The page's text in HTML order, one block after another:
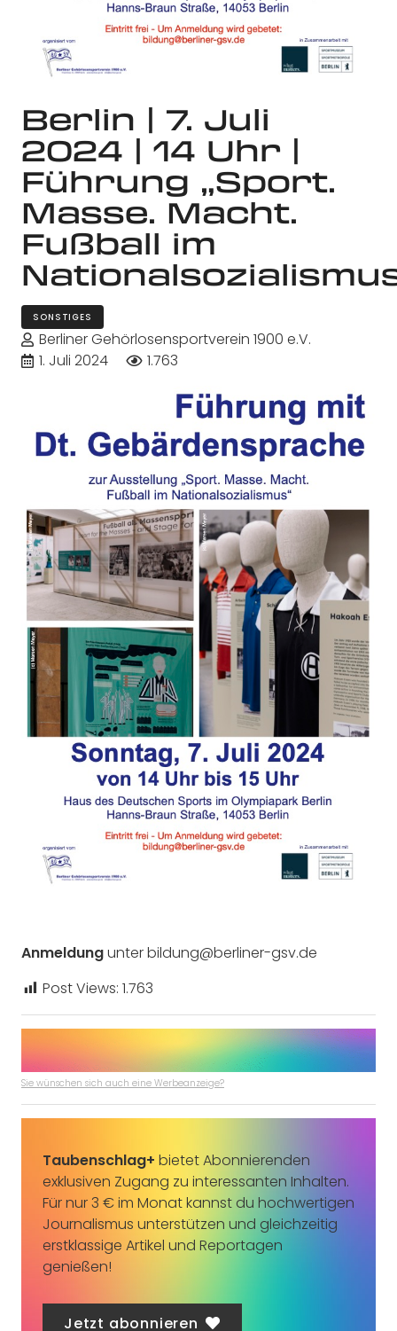
Berlin | 7. Juli
2024 | 14 Uhr |
Führung „Sport.
Masse. Macht.
Fußball im
SONSTIGES
Berliner Gehörlosensportverein 1900 e.V.
1. Juli 2024
1.763
Anmeldungunter bildung@berliner-gsv.de
Post Views: 1.763
Sie wünschen sich auch eine Werbeanzeige?
Taubenschlag+ bietet Abonnierenden
exklusiven Zugang zu interessanten Inhalten.
Für nur 3 € im Monat kannst du hochwertigen
Journalismus unterstützen und gleichzeitig
erstklassige Artikel und Reportagen
genießen!
Jetzt abonnieren